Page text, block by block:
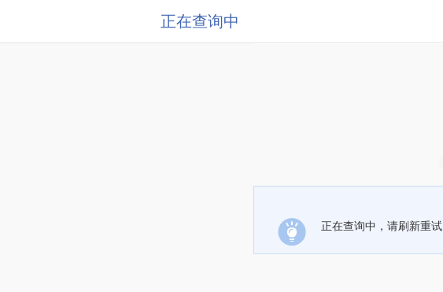
正在查询中
正在查询中，请刷新重试